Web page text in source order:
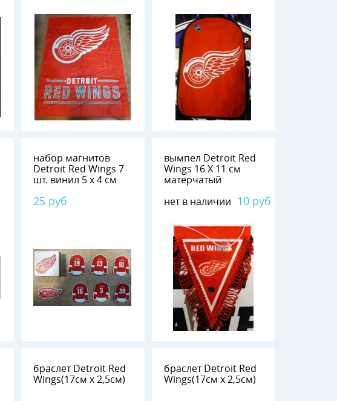
набор магнитов
Detroit Red Wings 7
шт. винил 5 х 4 см
25 руб
вымпел Detroit Red
Wings 16 Х 11 см
матерчатый
нет в наличии 10 руб
браслет Detroit Red
Wings(17см х 2,5см)
браслет Detroit Red
Wings(17см х 2,5см)